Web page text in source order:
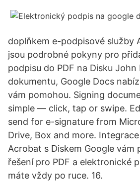
doplňkem e-podpisové služby
jsou podrobné pokyny pro
podpisu do PDF na Disku John
dokumentu, Google Docs
vám pomohou. Signing
simple — click, tap or swipe.
send for e-signature from
Drive, Box and more.
Acrobat s Diskem Google vám
řešení pro PDF a elektronické
máte vždy po ruce. 16.